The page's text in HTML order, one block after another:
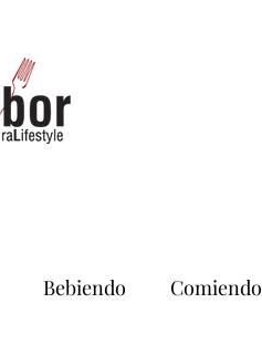
Bebiendo Comiendo